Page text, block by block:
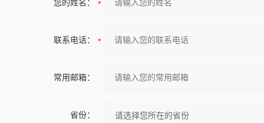
您的姓名：
联系电话：
常用邮箱：
省份：